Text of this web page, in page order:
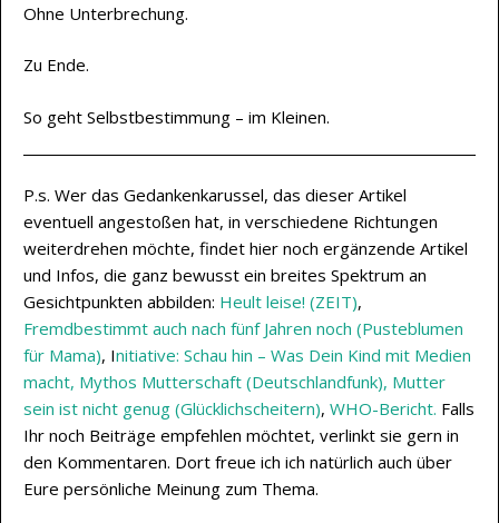
Ohne Unterbrechung.
Zu Ende.
So geht Selbstbestimmung – im Kleinen.
P.s. Wer das Gedankenkarussel, das dieser Artikel
eventuell angestoßen hat, in verschiedene Richtungen
weiterdrehen möchte, findet hier noch ergänzende Artikel
und Infos, die ganz bewusst ein breites Spektrum an
Gesichtpunkten abbilden: Heult leise! (ZEIT),
Fremdbestimmt auch nach fünf Jahren noch (Pusteblumen
für Mama), Initiative: Schau hin – Was Dein Kind mit Medien
macht, Mythos Mutterschaft (Deutschlandfunk), Mutter
sein ist nicht genug (Glücklichscheitern), WHO-Bericht. Falls
Ihr noch Beiträge empfehlen möchtet, verlinkt sie gern in
den Kommentaren. Dort freue ich ich natürlich auch über
Eure persönliche Meinung zum Thema.